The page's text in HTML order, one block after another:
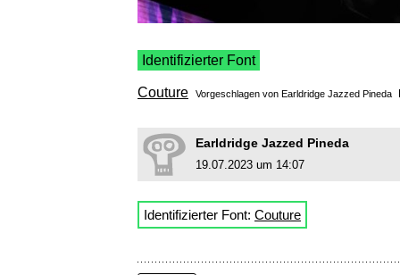
Identifizierter Font
Couture Vorgeschlagen von Earldridge Jazzed Pineda
Earldridge Jazzed Pineda
19.07.2023 um 14:07
Identifizierter Font: Couture